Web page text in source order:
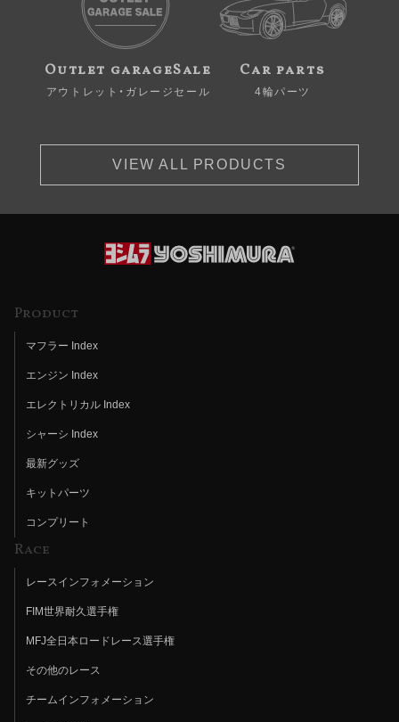
Outlet garageSale
アウトレット・ガレージセール
Car parts
4輪パーツ
VIEW ALL PRODUCTS
Product
マフラー Index
エンジン Index
エレクトリカル Index
シャーシ Index
最新グッズ
キットパーツ
コンプリート
Race
レースインフォメーション
FIM世界耐久選手権
MFJ全日本ロードレース選手権
その他のレース
チームインフォメーション